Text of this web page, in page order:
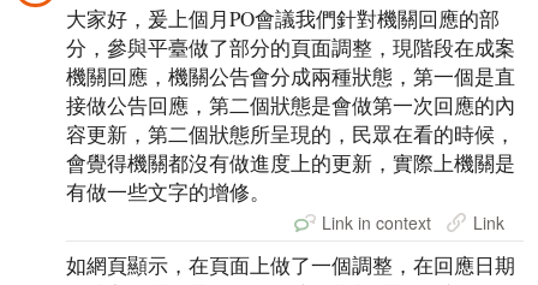
大家好，爰上個月PO會議我們針對機關回應的部
分，參與平臺做了部分的頁面調整，現階段在成案
機關回應，機關公告會分成兩種狀態，第一個是直
接做公告回應，第二個狀態是會做第一次回應的內
容更新，第二個狀態所呈現的，民眾在看的時候，
會覺得機關都沒有做進度上的更新，實際上機關是
有做一些文字的增修。
Link in context Link
如網頁顯示，在頁面上做了一個調整，在回應日期